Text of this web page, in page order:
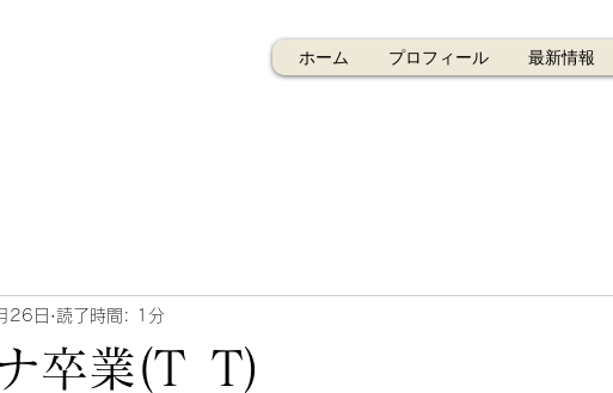
ホーム プロフィール 最新情報
卒業(T_T)
26日 読了時間: 1分